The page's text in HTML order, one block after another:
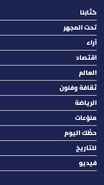
كتّابنا
تحت المجهر
آراء
اقتصاد
العالم
ثقافة وفنون
الرياضة
منوّعات
حظّك اليوم
للتاريخ
فيديو